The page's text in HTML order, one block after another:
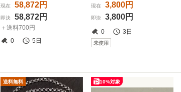
現在 58,872円
即決 58,872円
＋送料700円
0
5日
現在 3,800円
即決 3,800円
0 3日
未使用
送料無料 10%対象